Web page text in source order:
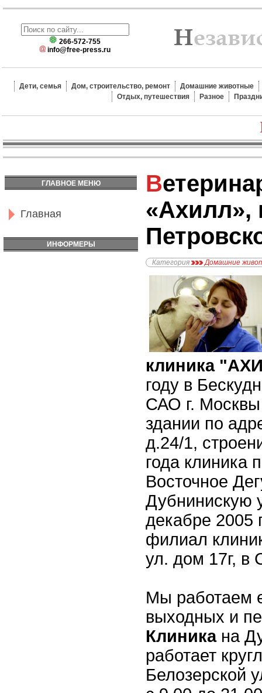
266-572-755
info@free-press.ru
Дети, семья Дом, строительство, ремонт
Домашние животные
Отдых, путешествия
Разное
ГЛАВНОЕ МЕНЮ
Главная
ИНФОРМЕРЫ
Ветеринарная клиника
«Ахилл»,
Категория Домашние
клиника
году в
САО г.
здании по
д.24/1,
года клиника
Восточное
Дубнинискую
декабре 2005
филиал
ул. дом 17г, в
Мы работаем
выходных и
Клиника на
работает
Белозерской